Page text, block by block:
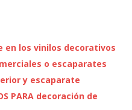
en los vinilos decorativos
o escaparates
y escaparate
PARA decoración de